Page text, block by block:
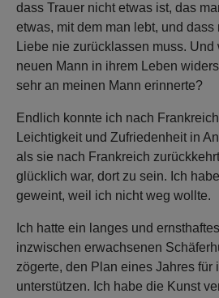
dass Trauer nicht etwas ist, das
etwas, mit dem man lebt, und dass
Liebe nie zurücklassen muss.
neuen Mann in ihrem Leben
sehr an meinen Mann erinnerte?
Endlich konnte ich nach
Leichtigkeit und Zufriedenheit in
als sie nach Frankreich
glücklich war, dort zu sein. Ich
geweint, weil ich nicht weg wollte.
Ich hatte ein langes und
inzwischen erwachsenen
zögerte, den Plan eines Jahres für
unterstützen. Ich habe die Kunst